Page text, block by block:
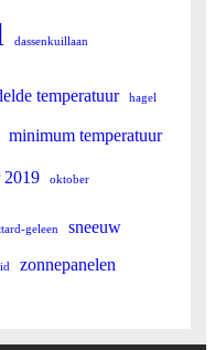
dassenkuillaan
temperatuur hagel
minimum temperatuur
2019 oktober
geleen
sneeuw
zonnepanelen